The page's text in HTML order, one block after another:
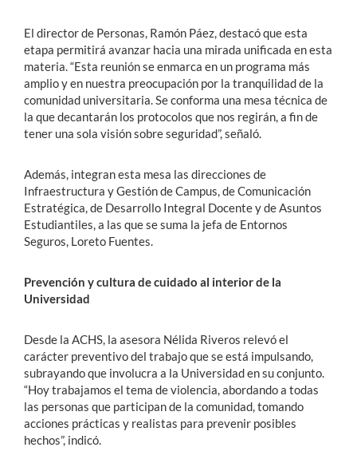
El director de Personas, Ramón Páez, destacó que esta
etapa permitirá avanzar hacia una mirada unificada en esta
materia. “Esta reunión se enmarca en un programa más
amplio y en nuestra preocupación por la tranquilidad de la
comunidad universitaria. Se conforma una mesa técnica de
la que decantarán los protocolos que nos regirán, a fin de
tener una sola visión sobre seguridad”, señaló.
Además, integran esta mesa las direcciones de
Infraestructura y Gestión de Campus, de Comunicación
Estratégica, de Desarrollo Integral Docente y de Asuntos
Estudiantiles, a las que se suma la jefa de Entornos
Seguros, Loreto Fuentes.
Prevención y cultura de cuidado al interior de la
Universidad
Desde la ACHS, la asesora Nélida Riveros relevó el
carácter preventivo del trabajo que se está impulsando,
subrayando que involucra a la Universidad en su conjunto.
“Hoy trabajamos el tema de violencia, abordando a todas
las personas que participan de la comunidad, tomando
acciones prácticas y realistas para prevenir posibles
hechos”, indicó.